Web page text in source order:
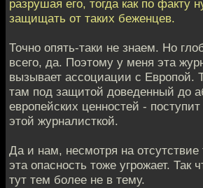
разрушая его, тогда как по факту
защищать от таких беженцев.
Точно опять-таки не знаем. Но
всего, да. Поэтому у меня эта
вызывает ассоциации с Европой.
там под защитой доведенный до
европейских ценностей - поступит
этой журналисткой.
Да и нам, несмотря на отсутствие
эта опасность тоже угрожает. Так
тут тем более не в тему.